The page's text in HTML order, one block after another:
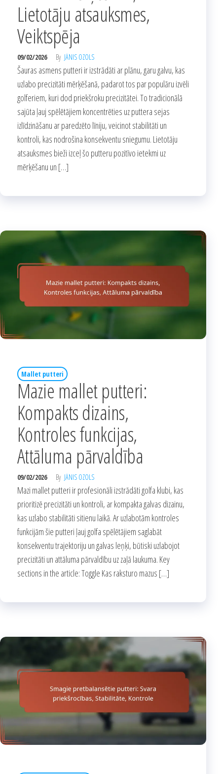
Lietotāju atsauksmes,
Veiktspēja
09/02/2026 By JĀNIS OZOLS
Šauras asmens putteri ir izstrādāti ar plānu, garu galvu, kas
uzlabo precizitāti mērķēšanā, padarot tos par populāru izvēli
golferiem, kuri dod priekšroku precizitātei. To tradicionālā
sajūta ļauj spēlētājiem koncentrēties uz puttera sejas
izlīdzināšanu ar paredzēto līniju, veicinot stabilitāti un
kontroli, kas nodrošina konsekventu sniegumu. Lietotāju
atsauksmes bieži izceļ šo putteru pozitīvo ietekmi uz
mērķēšanu un […]
Mallet putteri
Mazie mallet putteri:
Kompakts dizains,
Kontroles funkcijas,
Attāluma pārvaldība
09/02/2026 By JĀNIS OZOLS
Mazi mallet putteri ir profesionāli izstrādāti golfa klubi, kas
prioritizē precizitāti un kontroli, ar kompakta galvas dizainu,
kas uzlabo stabilitāti sitienu laikā. Ar uzlabotām kontroles
funkcijām šie putteri ļauj golfa spēlētājiem saglabāt
konsekventu trajektoriju un galvas leņķi, būtiski uzlabojot
precizitāti un attāluma pārvaldību uz zaļā laukuma. Key
sections in the article: Toggle Kas raksturo mazus […]